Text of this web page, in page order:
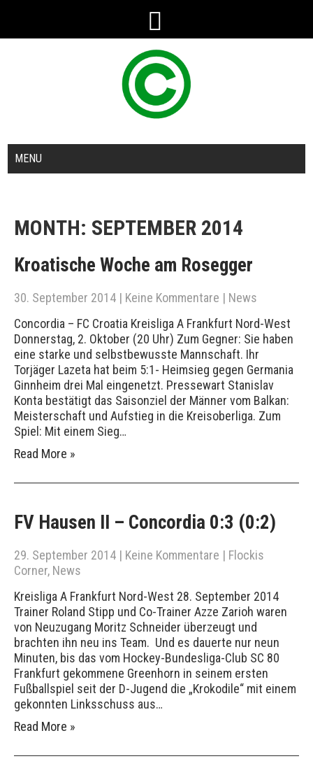
MENU
MONTH: SEPTEMBER 2014
Kroatische Woche am Rosegger
30. September 2014 | Keine Kommentare | News
Concordia – FC Croatia Kreisliga A Frankfurt Nord-West
Donnerstag, 2. Oktober (20 Uhr) Zum Gegner: Sie haben
eine starke und selbstbewusste Mannschaft. Ihr
Torjäger Lazeta hat beim 5:1- Heimsieg gegen Germania
Ginnheim drei Mal eingenetzt. Pressewart Stanislav
Konta bestätigt das Saisonziel der Männer vom Balkan:
Meisterschaft und Aufstieg in die Kreisoberliga. Zum
Spiel: Mit einem Sieg…
Read More »
FV Hausen II – Concordia 0:3 (0:2)
29. September 2014 | Keine Kommentare | Flockis
Corner, News
Kreisliga A Frankfurt Nord-West 28. September 2014
Trainer Roland Stipp und Co-Trainer Azze Zarioh waren
von Neuzugang Moritz Schneider überzeugt und
brachten ihn neu ins Team. Und es dauerte nur neun
Minuten, bis das vom Hockey-Bundesliga-Club SC 80
Frankfurt gekommene Greenhorn in seinem ersten
Fußballspiel seit der D-Jugend die „Krokodile“ mit einem
gekonnten Linksschuss aus…
Read More »